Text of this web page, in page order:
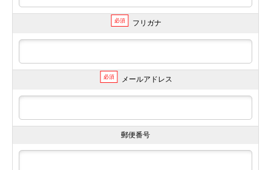
必須 フリガナ
必須 メールアドレス
郵便番号